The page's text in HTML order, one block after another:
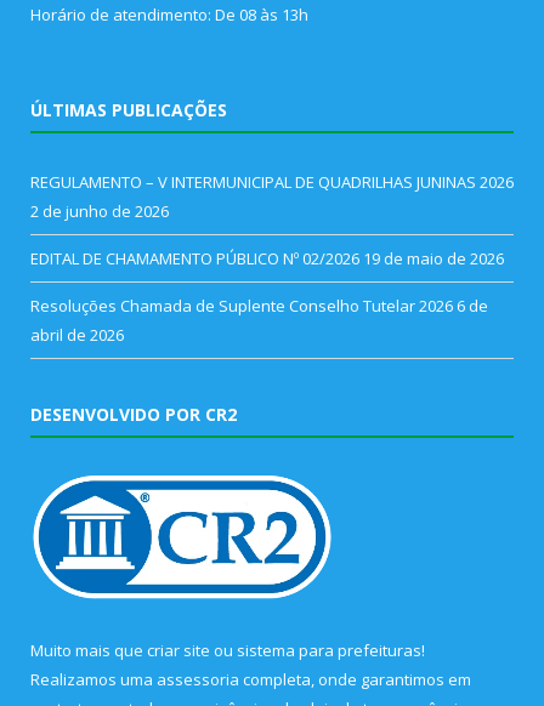
Horário de atendimento: De 08 às 13h
ÚLTIMAS PUBLICAÇÕES
REGULAMENTO – V INTERMUNICIPAL DE QUADRILHAS JUNINAS 2026
2 de junho de 2026
EDITAL DE CHAMAMENTO PÚBLICO Nº 02/2026 19 de maio de 2026
Resoluções Chamada de Suplente Conselho Tutelar 2026 6 de
abril de 2026
DESENVOLVIDO POR CR2
Muito mais que criar site ou sistema para prefeituras!
Realizamos uma assessoria completa, onde garantimos em